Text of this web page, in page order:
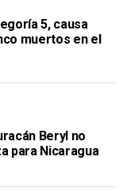
5, causa
muertos en el
Beryl no
para Nicaragua